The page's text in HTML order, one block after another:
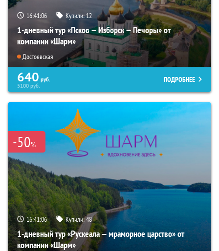
16:41:04 Купили:12
1-дневный тур «Псков — Изборск — Печоры» от
компании «Шарм»
Достоевская
640 руб.
5100руб.
ПОДРОБНЕЕ
-50%
16:41:04 Купили:48
1-дневный тур «Рускеала — мраморное царство» от
компании «Шарм»